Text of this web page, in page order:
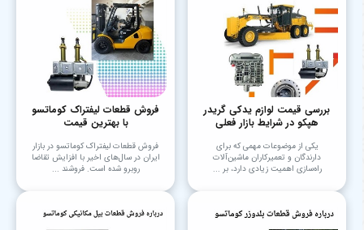
بررسی قیمت لوازم یدکی گریدر
هپکو در شرایط بازار فعلی
یکی از موضوعات مهمی که برای
دارندگان و تعمیرکاران ماشین‌آلات
راه‌سازی اهمیت زیادی دارد، بر ...
فروش قطعات لیفتراک کوماتسو
با بهترین قیمت
فروش قطعات لیفتراک کوماتسو در بازار
ایران در سال‌های اخیر با افزایش تقاضا
روبرو شده است. فروشند ...